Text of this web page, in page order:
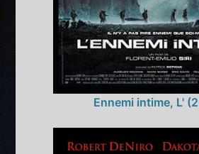
Ennemi intime, L'